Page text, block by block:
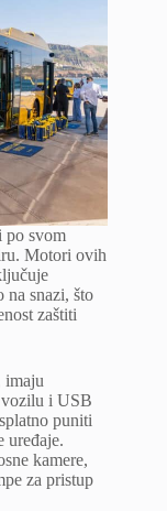
po svom
Motori ovih
na snazi, što
zaštiti
imaju
i USB
puniti
uređaje.
kamere,
za pristup